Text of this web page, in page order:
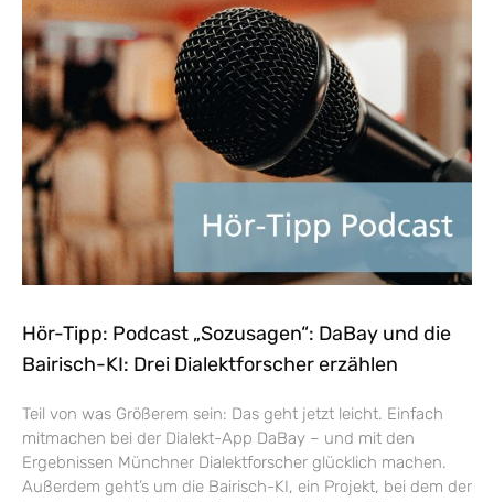
Hör-Tipp: Podcast „Sozusagen“: DaBay und die
Bairisch-KI: Drei Dialektforscher erzählen
Teil von was Größerem sein: Das geht jetzt leicht. Einfach
mitmachen bei der Dialekt-App DaBay – und mit den
Ergebnissen Münchner Dialektforscher glücklich machen.
Außerdem geht’s um die Bairisch-KI, ein Projekt, bei dem der